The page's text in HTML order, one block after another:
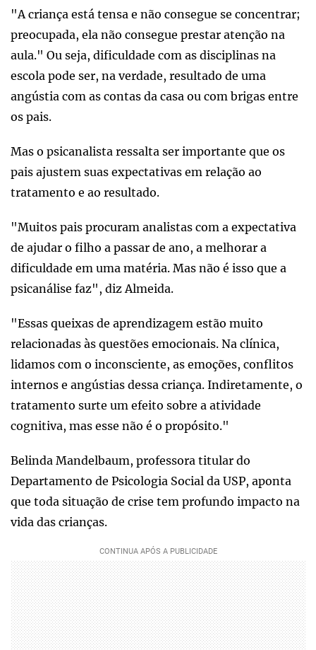
"A criança está tensa e não consegue se concentrar;
preocupada, ela não consegue prestar atenção na
aula." Ou seja, dificuldade com as disciplinas na
escola pode ser, na verdade, resultado de uma
angústia com as contas da casa ou com brigas entre
os pais.
Mas o psicanalista ressalta ser importante que os
pais ajustem suas expectativas em relação ao
tratamento e ao resultado.
"Muitos pais procuram analistas com a expectativa
de ajudar o filho a passar de ano, a melhorar a
dificuldade em uma matéria. Mas não é isso que a
psicanálise faz", diz Almeida.
"Essas queixas de aprendizagem estão muito
relacionadas às questões emocionais. Na clínica,
lidamos com o inconsciente, as emoções, conflitos
internos e angústias dessa criança. Indiretamente, o
tratamento surte um efeito sobre a atividade
cognitiva, mas esse não é o propósito."
Belinda Mandelbaum, professora titular do
Departamento de Psicologia Social da USP, aponta
que toda situação de crise tem profundo impacto na
vida das crianças.